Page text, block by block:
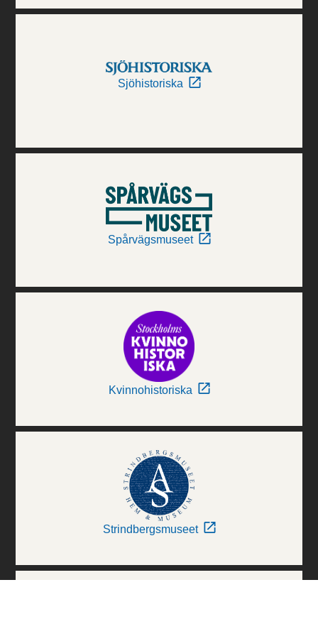
Sjöhistoriska
Spårvägsmuseet
Kvinnohistoriska
Strindbergsmuseet